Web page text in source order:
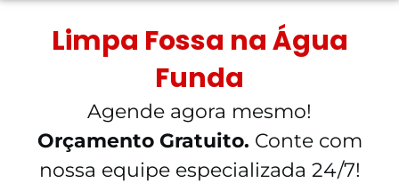
Limpa Fossa na Água
Funda
Agende agora mesmo!
Orçamento Gratuito. Conte com
nossa equipe especializada 24/7!